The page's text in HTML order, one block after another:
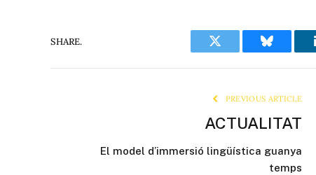
SHARE.
Twitter Bluesky
PREVIOUS ARTICLE
ACTUALITAT
El model d’immersió lingüística guanya
temps